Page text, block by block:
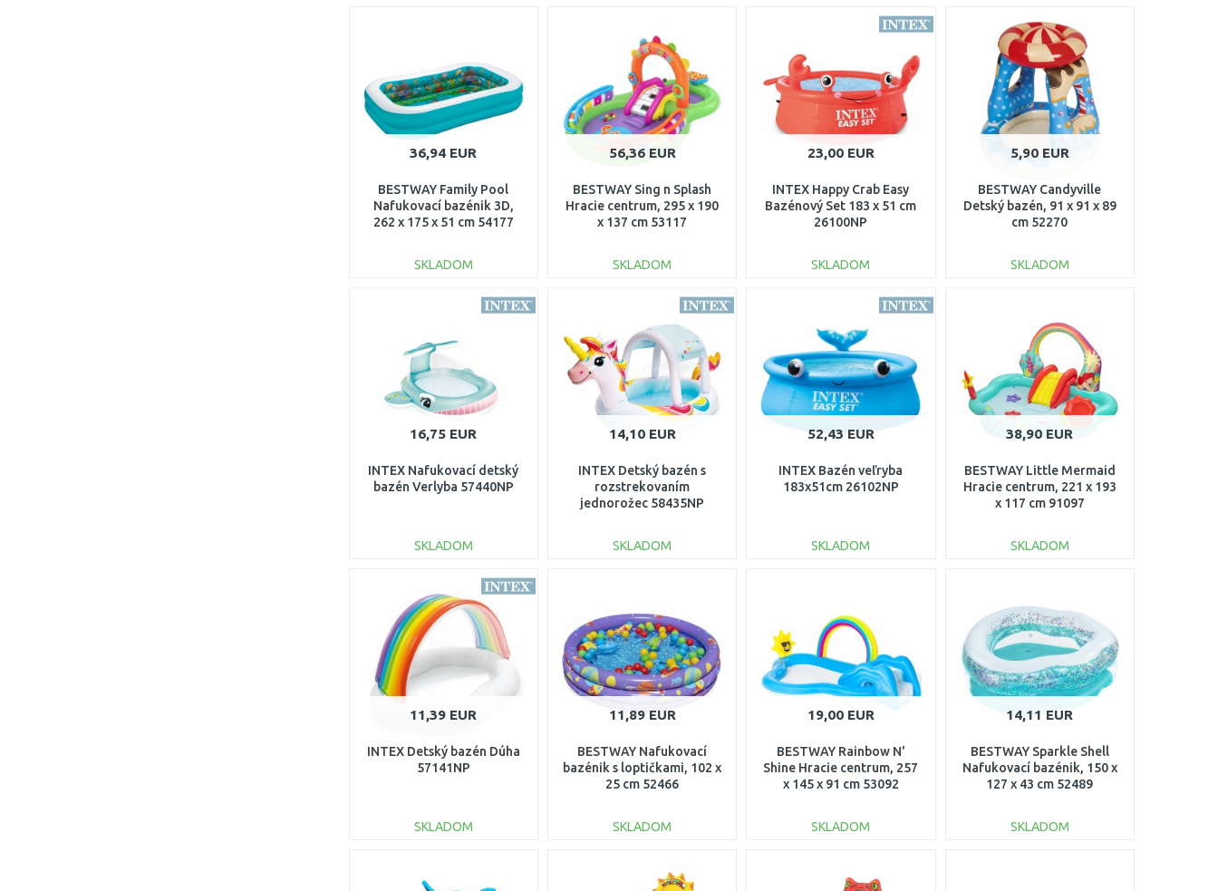
Porovnať
DO KOŠÍKA DO KOŠÍKA
Porovnať
36,94 EUR
BESTWAY Family Pool
Nafukovací bazénik 3D,
262 x 175 x 51 cm 54177
SKLADOM
DO KOŠÍKA
56,36 EUR
BESTWAY Sing n Splash
Hracie centrum, 295 x 190
x 137 cm 53117
SKLADOM
DO KOŠÍKA
Porovnať
23,00 EUR
INTEX Happy Crab Easy
Bazénový Set 183 x 51 cm
26100NP
SKLADOM
DO KOŠÍKA
Porovnať
5,90 EUR
BESTWAY Candyville
Detský bazén, 91 x 91 x 89
cm 52270
SKLADOM
Porovnať
16,75 EUR
INTEX Nafukovací detský
bazén Verlyba 57440NP
SKLADOM
DO KOŠÍKA
Porovnať
14,10 EUR
INTEX Detský bazén s
rozstrekovaním
jednorožec 58435NP
SKLADOM
Porovnať
52,43 EUR
INTEX Bazén veľryba
183x51cm 26102NP
SKLADOM
Porovnať
38,90 EUR
BESTWAY Little Mermaid
Hracie centrum, 221 x 193
x 117 cm 91097
SKLADOM
Porovnať
11,39 EUR
INTEX Detský bazén Dúha
57141NP
SKLADOM
11,89 EUR
BESTWAY Nafukovací
bazénik s loptičkami, 102 x
25 cm 52466
SKLADOM
19,00 EUR
BESTWAY Rainbow N'
Shine Hracie centrum, 257
x 145 x 91 cm 53092
SKLADOM
14,11 EUR
BESTWAY Sparkle Shell
Nafukovací bazénik, 150 x
127 x 43 cm 52489
SKLADOM